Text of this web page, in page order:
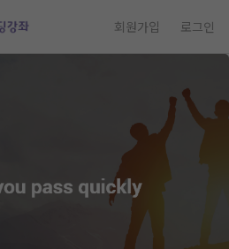
회원가입 로그인